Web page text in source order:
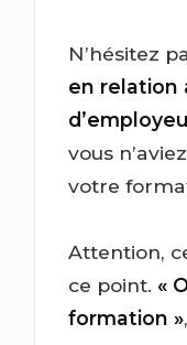
N’hésitez
en relation
vous
votre
Attention,
ce point.«
formation »